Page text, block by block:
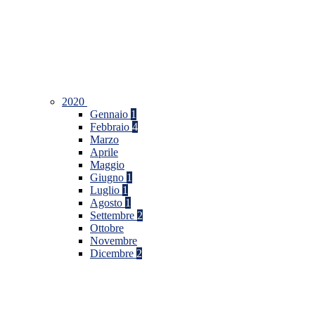
2020
Gennaio 1
Febbraio 4
Marzo
Aprile
Maggio
Giugno 1
Luglio 1
Agosto 1
Settembre 2
Ottobre
Novembre
Dicembre 2